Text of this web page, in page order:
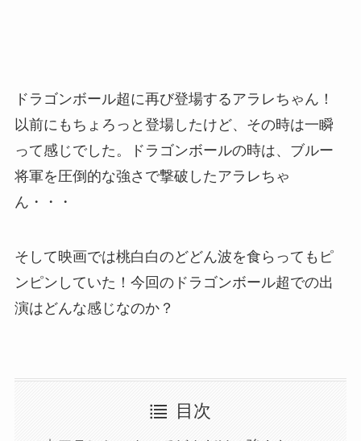
ドラゴンボール超に再び登場するアラレちゃん！
以前にもちょろっと登場したけど、その時は一瞬
って感じでした。ドラゴンボールの時は、ブルー
将軍を圧倒的な強さで撃破したアラレちゃ
ん・・・
そして映画では桃白白のどどん波を食らってもピ
ンピンしていた！今回のドラゴンボール超での出
演はどんな感じなのか？
目次